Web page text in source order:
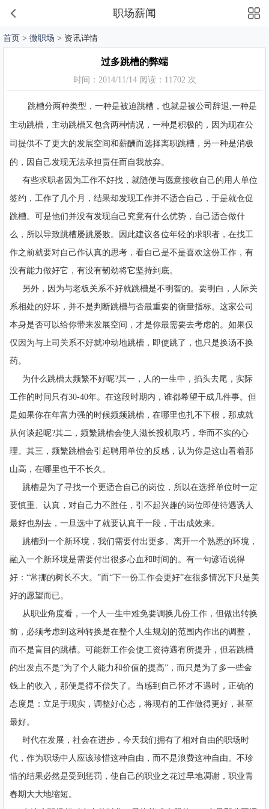
职场薪闻
首页 > 微职场 > 资讯详情
过多跳槽的弊端
时间：2014/11/14 阅读：11702 次
跳槽分两种类型，一种是被迫跳槽，也就是被公司辞退;一种是
主动跳槽，主动跳槽又包含两种情况，一种是积极的，因为现在公
司提供不了更大的发展空间和薪酬而选择离职跳槽，另一种是消极
的，因自己发现无法承担责任而自我放弃。
有些求职者因为工作不好找，就随便与愿意接收自己的用人单位
签约，工作了几个月，结果却发现工作并不适合自己，于是就仓促
跳槽。可是他们并没有发现自己究竟有什么优势，自己适合做什
么，所以导致跳槽屡跳屡败。因此建议各位年轻的求职者，在找工
作之前就要对自己作认真的思考，看自己是不是喜欢这份工作，有
没有能力做好它，有没有韧劲将它坚持到底。
另外，因为与老板关系不好就跳槽是不明智的。要明白，人际关
系相处的好坏，并不是判断跳槽与否最重要的衡量指标。这家公司
本身是否可以给你带来发展空间，才是你最需要去考虑的。如果仅
仅因为与上司关系不好就冲动地跳槽，即使跳了，也只是换汤不换
药。
为什么跳槽太频繁不好呢?其一，人的一生中，掐头去尾，实际
工作的时间只有30-40年。在这段时期内，谁都希望干成几件事。但
是如果你在年富力强的时候频频跳槽，在哪里也扎不下根，那成就
从何谈起呢?其二，频繁跳槽会使人滋长投机取巧，华而不实的心
理。其三，频繁跳槽会引起聘用单位的反感，认为你是这山看着那
山高，在哪里也干不长久。
跳槽是为了寻找一个更适合自己的岗位，所以在选择单位时一定
要慎重、认真，对自己力不胜任，引不起兴趣的岗位即使待遇诱人
最好也别去，一旦选中了就要认真干一段，干出成效来。
跳槽到一个新环境，我们需要付出更多。离开一个熟悉的环境，
融入一个新环境是需要付出很多心血和时间的。有一句谚语说得
好：“常挪的树长不大。”而“下一份工作会更好”在很多情况下只是美
好的愿望而已。
从职业角度看，一个人一生中难免要调换几份工作，但做出转换
前，必须考虑到这种转换是在整个人生规划的范围内作出的调整，
而不是盲目的跳槽。可能新工作会使工资待遇有所提升，但若跳槽
的出发点不是“为了个人能力和价值的提高”，而只是为了多一些金
钱上的收入，那便是得不偿失了。当感到自己怀才不遇时，正确的
态度是：立足于现实，调整好心态，将现有的工作做得更好，甚至
最好。
时代在发展，社会在进步，今天我们拥有了相对自由的职场时
代，作为职场中人应该珍惜这种自由，而不是浪费这种自由。不珍
惜的结果必然是受到惩罚，使自己的职业之花过早地凋谢，职业青
春期大大地缩短。